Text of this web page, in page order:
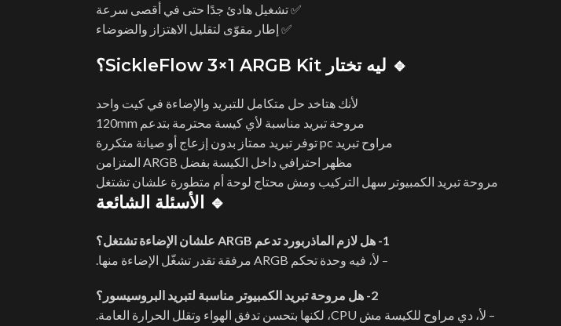
✅ تشغيل هادئ جدًا حتى في أقصى سرعة
✅ إطار مقوّى لتقليل الاهتزاز والضوضاء
🔹 ليه تختار SickleFlow 3×1 ARGB Kit؟
لأنك هتاخد حل متكامل للتبريد والإضاءة في كيت واحد
مروحة تبريد مناسبة لأي كيسة محترمة بتدعم 120mm
مراوح تبريد pc توفر تبريد ممتاز بدون إزعاج أو صيانة متكررة
مظهر احترافي داخل الكيسة بفضل ARGB المتزامن
مروحة تبريد الكمبيوتر سهل التركيب ومش محتاج لوحة أم متطورة علشان تشتغل
🔹 الأسئلة الشائعة
1- هل لازم الماذربورد تدعم ARGB علشان الإضاءة تشتغل؟
– لأ، فيه وحدة تحكم ARGB مرفقة تقدر تشغّل الإضاءة منها.
2- هل مروحة تبريد الكمبيوتر مناسبة لتبريد البروسيسور؟
– لأ، دي مراوح للكيسة مش CPU، لكنها بتحسن تدفق الهواء وتقلل الحرارة العامة.